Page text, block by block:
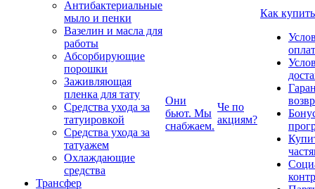
Антибактериальные
мыло и пенки
Вазелин и масла для
работы
Абсорбирующие
порошки
Заживляющая
пленка для тату
Средства ухода за
татуировкой
Средства ухода за
татуажем
Охлаждающие
средства
Трансфер
Они
бьют. Мы
снабжаем.
Че по
акциям?
Как купить